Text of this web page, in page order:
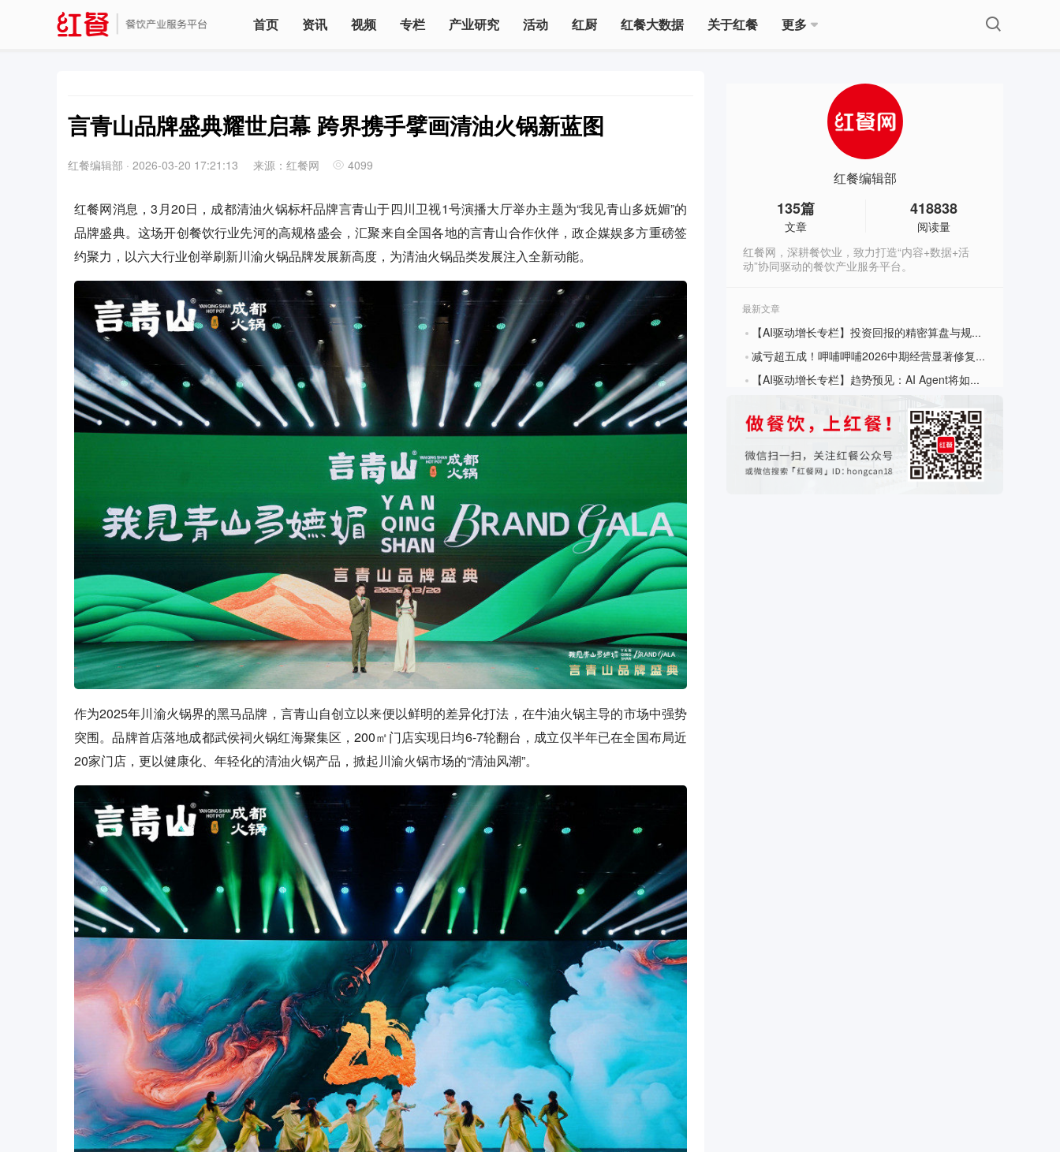
首页 资讯 视频 专栏 产业研究 活动 红厨 红餐大数据 关于红餐 更多
言青山品牌盛典耀世启幕 跨界携手擘画清油火锅新蓝图
红餐编辑部 · 2026-03-20 17:21:13 来源：红餐网 4099
红餐网消息，3月20日，成都清油火锅标杆品牌言青山于四川卫视1号演播大厅举办主题为“我见青山多妩媚”的
品牌盛典。这场开创餐饮行业先河的高规格盛会，汇聚来自全国各地的言青山合作伙伴，政企媒娱多方重磅签
约聚力，以六大行业创举刷新川渝火锅品牌发展新高度，为清油火锅品类发展注入全新动能。
作为2025年川渝火锅界的黑马品牌，言青山自创立以来便以鲜明的差异化打法，在牛油火锅主导的市场中强势
突围。品牌首店落地成都武侯祠火锅红海聚集区，200㎡门店实现日均6-7轮翻台，成立仅半年已在全国布局近
20家门店，更以健康化、年轻化的清油火锅产品，掀起川渝火锅市场的“清油风潮”。
红餐编辑部
135篇
文章
418838
阅读量
红餐网，深耕餐饮业，致力打造“内容+数据+活
动”协同驱动的餐饮产业服务平台。
最新文章
? 【AI驱动增长专栏】投资回报的精密算盘与规模化复制的避坑指南
? 减亏超五成！呷哺呷哺2026中期经营显著修复，全链条改革实现提质增效
? 【AI驱动增长专栏】趋势预见：AI Agent将如何重构消费产业的竞争生态？